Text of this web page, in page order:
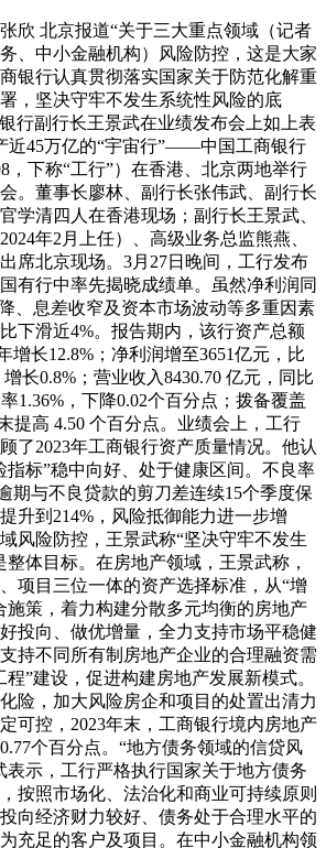
欣 北京报道“关于三大重点领域（记者
、中小金融机构）风险防控，这是大家
银行认真贯彻落实国家关于防范化解重
，坚决守牢不发生系统性风险的底
行副行长王景武在业绩发布会上如上表
近45万亿的“宇宙行”——中国工商银行
，下称“工行”）在香港、北京两地举行
。董事长廖林、副行长张伟武、副行长
学清四人在香港现场；副行长王景武、
年2月上任）、高级业务总监熊燕、
席北京现场。3月27日晚间，工行发布
有行中率先揭晓成绩单。虽然净利润同
、息差收窄及资本市场波动等多重因素
下滑近4%。报告期内，该行资产总额
增长12.8%；净利润增至3651亿元，比
增长0.8%；营业收入8430.70 亿元，同比
1.36%，下降0.02个百分点；拨备覆盖
提高 4.50 个百分点。业绩会上，工行
了2023年工商银行资产质量情况。他认
指标”稳中向好、处于健康区间。不良率
期与不良贷款的剪刀差连续15个季度保
升到214%，风险抵御能力进一步增
风险防控，王景武称“坚决守牢不发生
整体目标。在房地产领域，王景武称，
项目三位一体的资产选择标准，从“增
施策，着力构建分散多元均衡的房地产
投向、做优增量，全力支持市场平稳健
持不同所有制房地产企业的合理融资需
”建设，促进构建房地产发展新模式。
险，加大风险房企和项目的处置出清力
可控，2023年末，工商银行境内房地产
个百分点。“地方债务领域的信贷风
表示，工行严格执行国家关于地方债务
按照市场化、法治化和商业可持续原则
向经济财力较好、债务处于合理水平的
充足的客户及项目。在中小金融机构领